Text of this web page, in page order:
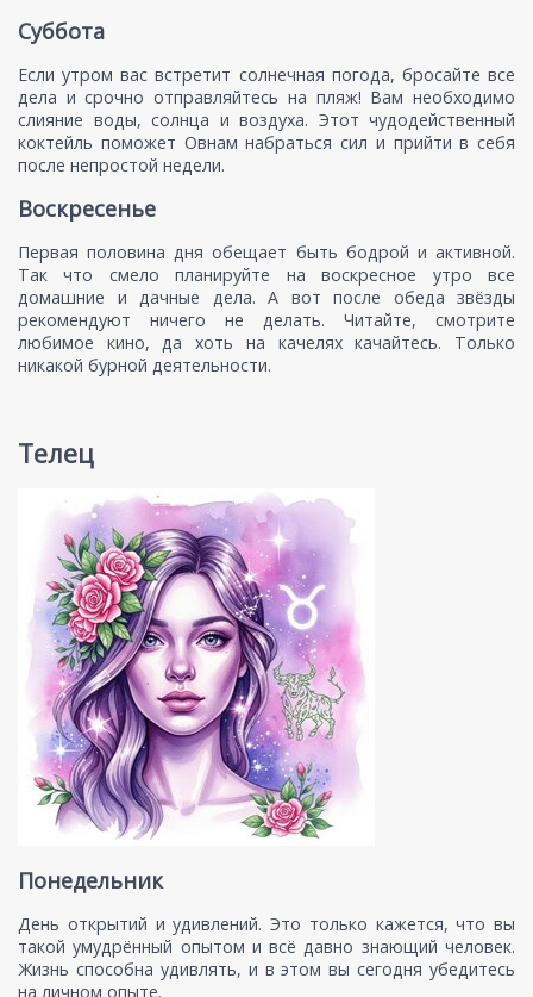
Суббота
Если утром вас встретит солнечная погода, бросайте все
дела и срочно отправляйтесь на пляж! Вам необходимо
слияние воды, солнца и воздуха. Этот чудодейственный
коктейль поможет Овнам набраться сил и прийти в себя
после непростой недели.
Воскресенье
Первая половина дня обещает быть бодрой и активной.
Так что смело планируйте на воскресное утро все
домашние и дачные дела. А вот после обеда звёзды
рекомендуют ничего не делать. Читайте, смотрите
любимое кино, да хоть на качелях качайтесь. Только
никакой бурной деятельности.
Телец
Понедельник
День открытий и удивлений. Это только кажется, что вы
такой умудрённый опытом и всё давно знающий человек.
Жизнь способна удивлять, и в этом вы сегодня убедитесь
на личном опыте.